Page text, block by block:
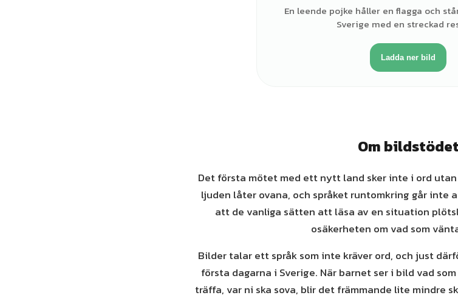
En leende pojke håller en flagga och
Sverige med en streckad
Ladda ner bild
Om bildstödet
Det första mötet med ett nytt land sker inte i ord
ljuden låter ovana, och språket runtomkring går inte
att de vanliga sätten att läsa av en situation
osäkerheten om vad som
Bilder talar ett språk som inte kräver ord, och just
första dagarna i Sverige. När barnet ser i bild vad
träffa, var ni ska sova, blir det främmande lite mindre